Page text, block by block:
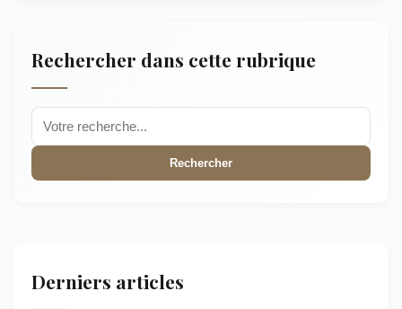
Rechercher dans cette rubrique
Rechercher
Derniers articles